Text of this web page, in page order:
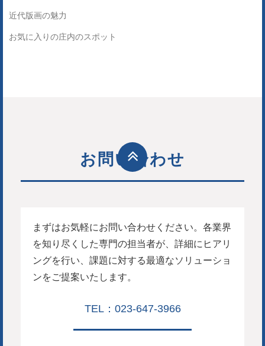
近代版画の魅力
お気に入りの庄内のスポット
お問い合わせ
まずはお気軽にお問い合わせください。各業界
を知り尽くした専門の担当者が、詳細にヒアリ
ングを行い、課題に対する最適なソリューショ
ンをご提案いたします。
TEL：023-647-3966